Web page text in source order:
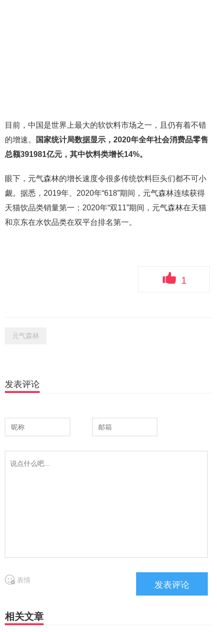
目前，中国是世界上最大的软饮料市场之一，且仍有着不错
的增速。
国家统计局数据显示，2020年全年社会消费品零售
总额391981亿元，其中饮料类增长14%。
眼下，元气森林的增长速度令很多传统饮料巨头们都不可小
觑。据悉，2019年、2020年“618”期间，元气森林连续获得
天猫饮品类销量第一；2020年“双11”期间，元气森林在天猫
和京东在水饮品类在双平台排名第一。
1
元气森林
发表评论
表情
相关文章